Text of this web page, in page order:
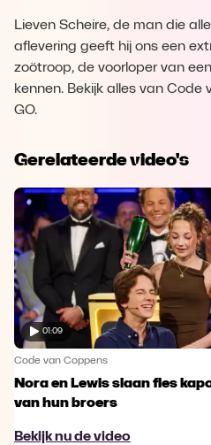
Lieven Scheire, de man die
aflevering geeft hij ons een
zoötroop, de voorloper van
kennen. Bekijk alles van Code
GO.
Gerelateerde video's
01:09
Code van Coppens
Nora en Lewis slaan fles
van hun broers
Bekijk nu de video